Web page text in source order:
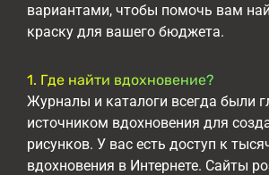
вариантами, чтобы помочь вам
краску для вашего бюджета.
1. Где найти вдохновение?
Журналы и каталоги всегда были
источником вдохновения для
рисунков. У вас есть доступ к
вдохновения в Интернете. Сайты